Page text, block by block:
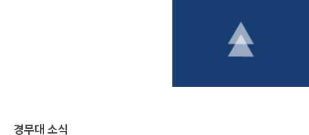
경무대 소식